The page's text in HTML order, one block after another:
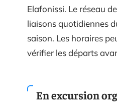
Elafonissi. Le réseau
liaisons quotidiennes
saison. Les horaires
vérifier les départs
En excursion